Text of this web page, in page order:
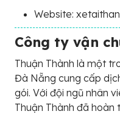
Website:
Công ty vận
Thuận Thành là một
Đà Nẵng cung cấp
gói. Với đội ngũ nhân
Thuận Thành đã hoàn